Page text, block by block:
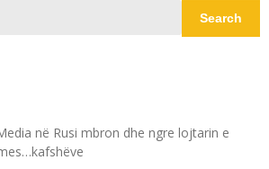
Search
në Rusi mbron dhe ngre lojtarin e